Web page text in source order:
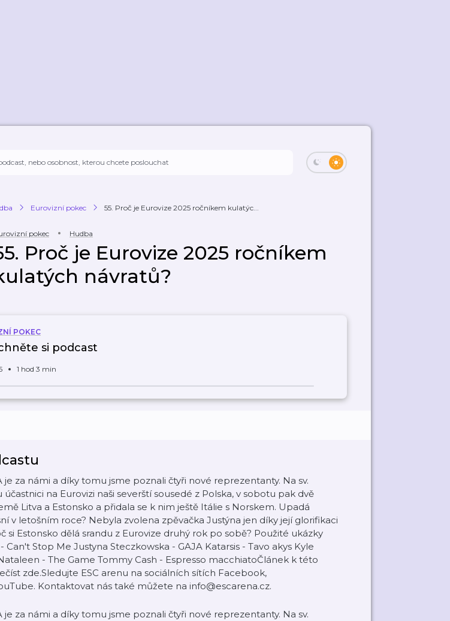
Eurovizní pokec 55. Proč je Eurovize 2025 ročníkem kulatýc...
pokec Hudba
Proč je Eurovize 2025 ročníkem
návratů?
POKEC
si podcast
1 hod 3 min
je za námi a díky tomu jsme poznali čtyři nové reprezentanty. Na sv.
účastnici na Eurovizi naši severští sousedé z Polska, v sobotu pak dvě
Litva a Estonsko a přidala se k nim ještě Itálie s Norskem. Upadá
v letošním roce? Nebyla zvolena zpěvačka Justýna jen díky její glorifikaci
si Estonsko dělá srandu z Eurovize druhý rok po sobě? Použité ukázky
Can't Stop Me Justyna Steczkowska - GAJA Katarsis - Tavo akys Kyle
- The Game Tommy Cash - Espresso macchiatoČlánek k této
⁠⁠⁠⁠⁠zde⁠⁠⁠⁠⁠.Sledujte ESC arenu na sociálních sítích ⁠⁠⁠⁠⁠⁠⁠⁠⁠⁠Facebook⁠⁠⁠⁠⁠⁠⁠⁠⁠⁠⁠⁠⁠⁠⁠⁠⁠⁠⁠⁠⁠⁠,
Kontaktovat nás také můžete na info@escarena.cz.
je za námi a díky tomu jsme poznali čtyři nové reprezentanty. Na sv.